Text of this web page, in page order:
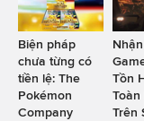
Biện pháp
chưa từng có
tiền lệ: The
Pokémon
Company
Tồn
Toàn
Trên